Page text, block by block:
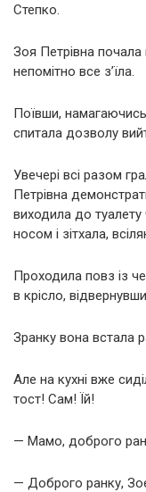
Степко.
Зоя Петрівна почала
непомітно все з’їла.
Поївши,
спитала дозволу
Увечері всі разом
Петрівна
виходила до
носом і зітхала,
Проходила повз із
в крісло,
Зранку вона встала
Але на кухні вже
тост! Сам! Їй!
— Мамо, доброго
— Доброго ранку,